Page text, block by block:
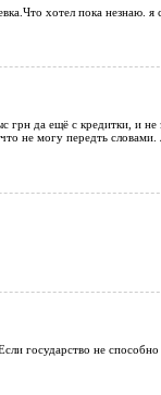
хотел пока незнаю. я
грн да ещё с кредитки, и
не могу передть
государство не способно